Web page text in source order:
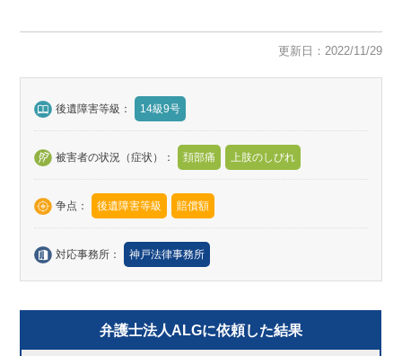
更新日：2022/11/29
後遺障害等級： 14級9号
被害者の状況（症状）： 頚部痛 上肢のしびれ
争点： 後遺障害等級 賠償額
対応事務所： 神戸法律事務所
弁護士法人ALGに依頼した結果